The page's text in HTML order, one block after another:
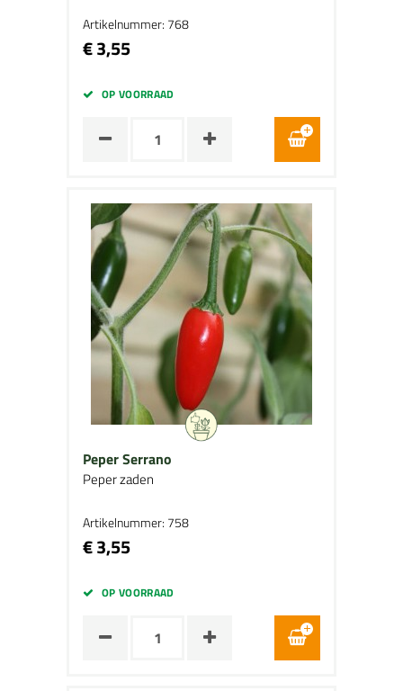
Artikelnummer: 768
€ 3,55
OP VOORRAAD
Peper Serrano
Peper zaden
Artikelnummer: 758
€ 3,55
OP VOORRAAD